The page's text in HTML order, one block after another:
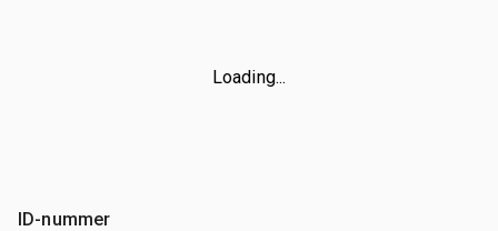
Loading...
ID-nummer